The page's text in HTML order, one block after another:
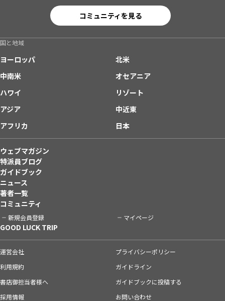
コミュニティを見る
国と地域
ヨーロッパ
北米
中南米
オセアニア
ハワイ
リゾート
アジア
中近東
アフリカ
日本
ウェブマガジン
特派員ブログ
ガイドブック
ニュース
著者一覧
コミュニティ
新規会員登録 マイページ
GOOD LUCK TRIP
運営会社
プライバシーポリシー
利用規約
ガイドライン
書店御担当者様へ
ガイドブックに投稿する
採用情報
お問い合わせ